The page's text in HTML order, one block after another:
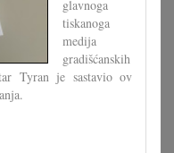
glavnoga
tiskanoga
medija
gradišćanskih
Tyran je sastavio ov